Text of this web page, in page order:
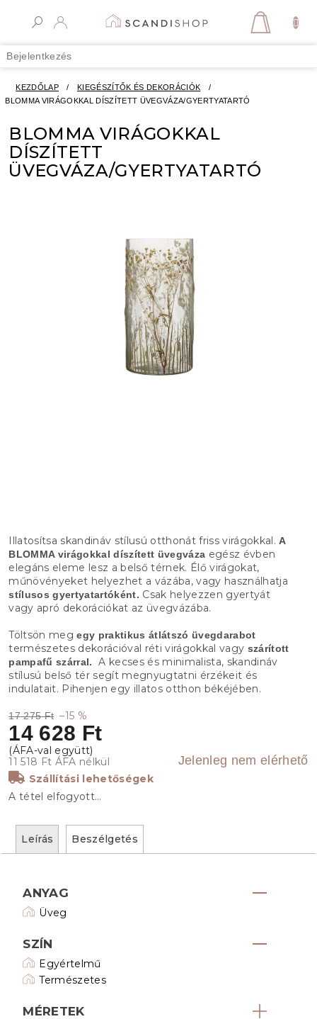
Bejelentkezés
KOSÁR
KEZDŐLAP / KIEGÉSZÍTŐK ÉS DEKORÁCIÓK
/
BLOMMA VIRÁGOKKAL DÍSZÍTETT ÜVEGVÁZA/GYERTYATARTÓ
BLOMMA VIRÁGOKKAL
DÍSZÍTETT
ÜVEGVÁZA/GYERTYATARTÓ
17 275 Ft –15 %
14 628 Ft
11 518 Ft ÁFA nélkül Jelenleg nem elérhető
Szállítási lehetőségek
A tétel elfogyott…
Illatosítsa skandináv stílusú otthonát friss virágokkal.A
BLOMMA virágokkal díszített üvegváza egész évben
elegáns eleme lesz a belső térnek. Élő virágokat,
műnövényeket helyezhet a vázába, vagy használhatja
stílusos gyertyatartóként. Csak helyezzen gyertyát
vagy apró dekorációkat az üvegvázába.
Töltsön megegy praktikus átlátszó üvegdarabot
természetes dekorációval réti virágokkal vagy szárított
pampafű szárral.
A kecses és minimalista, skandináv
stílusú belső tér segít megnyugtatni érzékeit és
indulatait. Pihenjen egy illatos otthon békéjében.
Leírás Beszélgetés
ANYAG
Üveg
SZÍN
Egyértelmű
Természetes
MÉRETEK